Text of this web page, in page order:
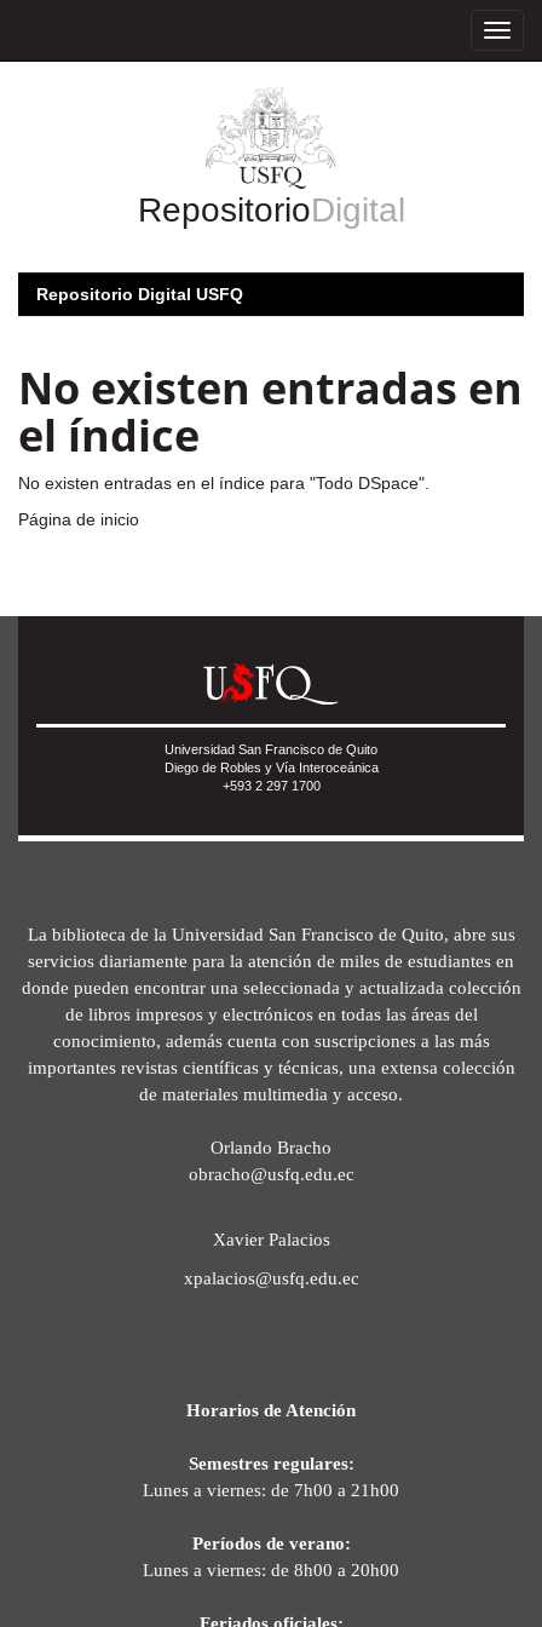
RepositorioDigital
Repositorio Digital USFQ
No existen entradas en
el índice
No existen entradas en el índice para "Todo DSpace".
Página de inicio
Universidad San Francisco de Quito
Diego de Robles y Vía Interoceánica
+593 2 297 1700
La biblioteca de la Universidad San Francisco de Quito, abre sus
servicios diariamente para la atención de miles de estudiantes en
donde pueden encontrar una seleccionada y actualizada colección
de libros impresos y electrónicos en todas las áreas del
conocimiento, además cuenta con suscripciones a las más
importantes revistas científicas y técnicas, una extensa colección
de materiales multimedia y acceso.
Orlando Bracho
obracho@usfq.edu.ec
Xavier Palacios
xpalacios@usfq.edu.ec
Horarios de Atención
Semestres regulares:
Lunes a viernes: de 7h00 a 21h00
Períodos de verano:
Lunes a viernes: de 8h00 a 20h00
Feriados oficiales: